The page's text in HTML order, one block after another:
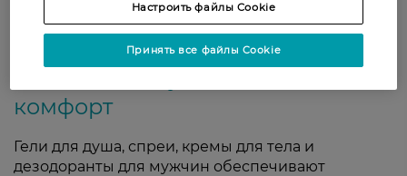
Мужская косметика для тела —
комфорт
Гели для душа, спреи, кремы для тела и
дезодоранты для мужчин обеспечивают
Настроить файлы Cookie
Принять все файлы Cookie